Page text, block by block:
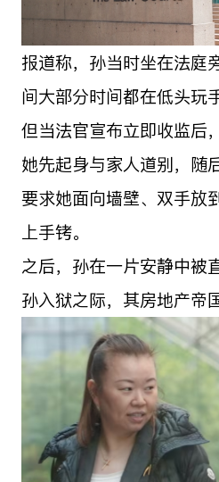
报道称，孙当时坐在法庭
间大部分时间都在低头玩
但当法官宣布立即收监后
她先起身与家人道别，随
要求她面向墙壁、双手放
上手铐。
之后，孙在一片安静中被
孙入狱之际，其房地产帝